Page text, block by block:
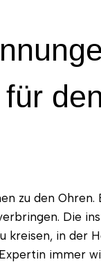
zu den Ohren.
Die
kreisen, in der
immer